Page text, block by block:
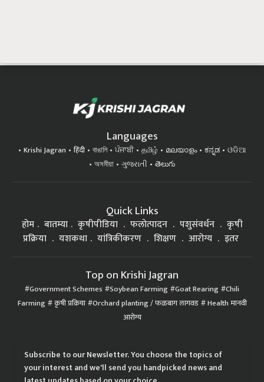
Languages
Krishi Jagran हिंदी বাঙালি ਪੰਜਾਬੀ தமிழ் മലയാളം ಕನ್ನಡ
ଓଡିଆ
অসমীয়া
ગુજરાતી తెలుగు
Quick Links
होम बातम्या कृषीपीडिया फलोत्पादन पशुसंवर्धन
कृषी
प्रक्रिया
यशकथा यांत्रिकीकरण शिक्षण आरोग्य इतर
Top on Krishi Jagran
Government Schemes Soybean Farming Goat Rearing Chili
Farming कृषी प्रक्रिया Orchard planting / फळबाग लागवड Health मानवी
आरोग्य
Subscribe to our Newsletter. You choose the topics of
your interest and we'll send you handpicked news and